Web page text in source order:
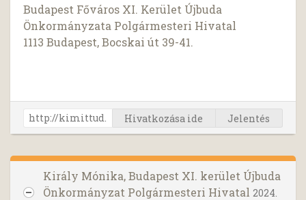
Budapest Főváros XI. Kerület Újbuda
Önkormányzata Polgármesteri Hivatal
1113 Budapest, Bocskai út 39-41.
Hivatkozása ide Jelentés
Király Mónika, Budapest XI. kerület Újbuda
Önkormányzat Polgármesteri Hivatal 2024.